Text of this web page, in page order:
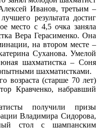
Иванов, третьим –
результата достиг
место с 4,5 очка заняла
Вера Герасименко. Она
на втором месте –
Суханова. Умелой
шахматистка – Соня
шахматистками.
(старше 70 лет)
Кравченко, набравший
получили призы
Владимира Сидорова,
стол с шампанским